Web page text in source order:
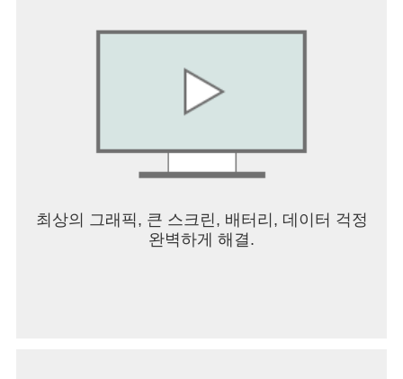
4. 컴퓨터 부품부터 조립까지~
최저가 부품부터 조립까지 한번에 OK~!
내게 필요한 상품만 가득! 보는 재미까지 더했다.
신제품 소식부터 전문가리뷰, 소비자후기까지 모
포인트를 쌓으면 혜택도 받을 수 있는 다나와의 놀
최상의 그래픽, 큰 스크린, 배터리, 데이터 걱정
완벽하게 해결.